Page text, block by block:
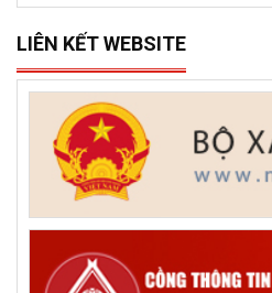
LIÊN KẾT WEBSITE